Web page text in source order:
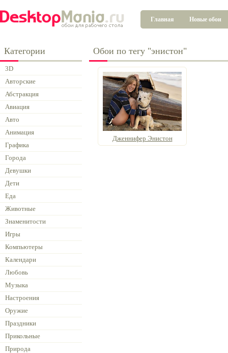
Главная Новые обои
Категории
3D
Авторские
Абстракция
Авиация
Авто
Анимация
Графика
Города
Девушки
Дети
Еда
Животные
Знаменитости
Игры
Компьютеры
Календари
Любовь
Музыка
Настроения
Оружие
Праздники
Прикольные
Природа
Обои по тегу "энистон"
Дженнифер Энистон